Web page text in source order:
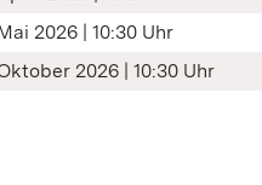
2026 | 10:30 Uhr
2026 | 10:30 Uhr